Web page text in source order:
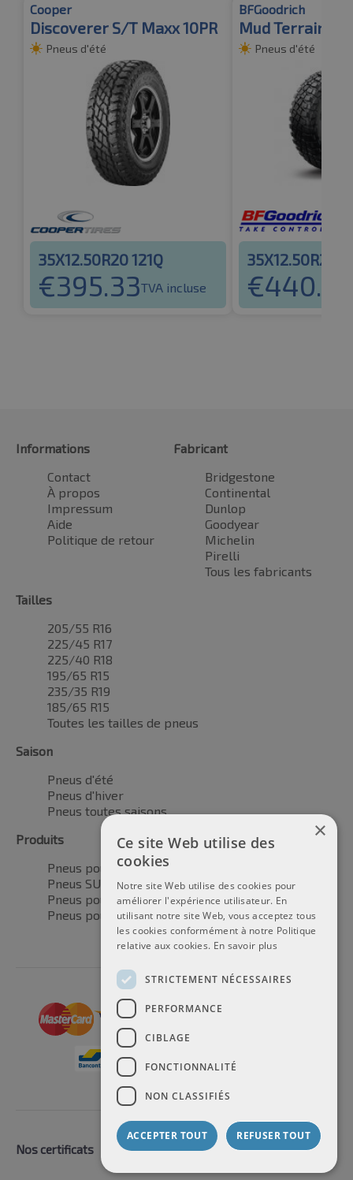
Cooper
Discoverer S/T Maxx 10PR
Pneus d'été
35X12.50R20 121Q
€395.33TVA incluse
BFGoodrich
Mud Terrain T/
Pneus d'été
35X12.50R20
€
Informations
Contact
À propos
Impressum
Aide
Politique de retour
Fabricant
Bridgestone
Continental
Dunlop
Goodyear
Michelin
Pirelli
Tous les fabricants
Tailles
205/55 R16
225/45 R17
225/40 R18
195/65 R15
235/35 R19
185/65 R15
Toutes les tailles de pneus
Saison
Pneus d'été
Pneus d'hiver
Pneus toutes saisons
Produits
Pneus pour voitures
Pneus SUV / 4x4
Pneus pour camionnettes
Pneus pour motos
Nos certificats
×
Ce site Web utilise des
cookies
Notre site Web utilise des cookies pour
améliorer l'expérience utilisateur. En
utilisant notre site Web, vous acceptez tous
les cookies conformément à notre Politique
relative aux cookies. En savoir plus
STRICTEMENT NÉCESSAIRES
PERFORMANCE
CIBLAGE
FONCTIONNALITÉ
NON CLASSIFIÉS
ACCEPTER TOUT REFUSER TOUT